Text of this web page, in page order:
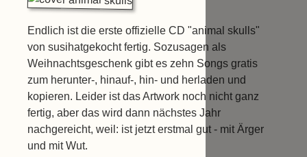
Endlich ist die erste offizielle CD "animal skulls"
von susihatgekocht fertig. Sozusagen als
Weihnachtsgeschenk gibt es zehn Songs gratis
zum herunter-, hinauf-, hin- und herladen und
kopieren. Leider ist das Artwork noch nicht ganz
fertig, aber das wird dann nächstes Jahr
nachgereicht, weil: ist jetzt erstmal gut - mit Ärger
und mit Wut.